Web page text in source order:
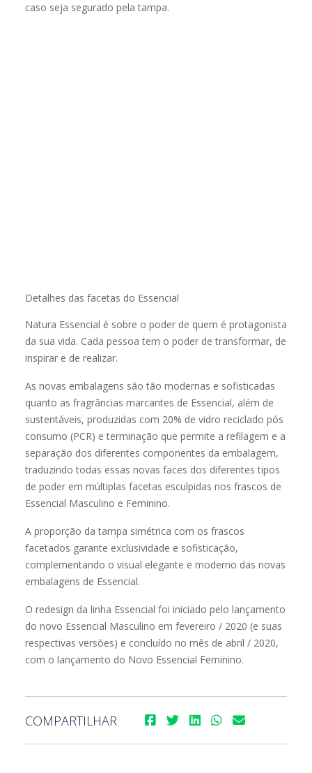
caso seja segurado pela tampa.
Detalhes das facetas do Essencial
Natura Essencial é sobre o poder de quem é protagonista
da sua vida. Cada pessoa tem o poder de transformar, de
inspirar e de realizar.
As novas embalagens são tão modernas e sofisticadas
quanto as fragrâncias marcantes de Essencial, além de
sustentáveis, produzidas com 20% de vidro reciclado pós
consumo (PCR) e terminação que permite a refilagem e a
separação dos diferentes componentes da embalagem,
traduzindo todas essas novas faces dos diferentes tipos
de poder em múltiplas facetas esculpidas nos frascos de
Essencial Masculino e Feminino.
A proporção da tampa simétrica com os frascos
facetados garante exclusividade e sofisticação,
complementando o visual elegante e moderno das novas
embalagens de Essencial.
O redesign da linha Essencial foi iniciado pelo lançamento
do novo Essencial Masculino em fevereiro / 2020 (e suas
respectivas versões) e concluído no mês de abril / 2020,
com o lançamento do Novo Essencial Feminino.
COMPARTILHAR